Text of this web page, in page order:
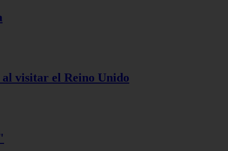
al visitar el Reino Unido